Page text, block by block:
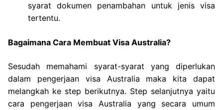
syarat dokumen penambahan untuk jenis visa
tertentu.
Bagaimana Cara Membuat Visa Australia?
Sesudah memahami syarat-syarat yang diperlukan
dalam pengerjaan visa Australia maka kita dapat
melangkah ke step berikutnya. Step selanjutnya yaitu
cara pengerjaan visa Australia yang secara umum